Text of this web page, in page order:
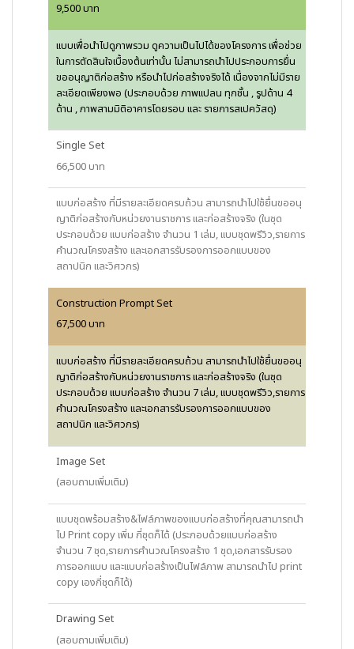
9,500 บาท
แบบเพื่อนำไปดูภาพรวม ดูความเป็นไปได้ของโครงการ เพื่อช่วย
ในการตัดสินใจเบื้องต้นเท่านั้น ไม่สามารถนำไปประกอบการยื่น
ขออนุญาติก่อสร้าง หรือนำไปก่อสร้างจริงได้ เนื่องจากไม่มีราย
ละเอียดเพียงพอ (ประกอบด้วย ภาพแปลน ทุกชั้น , รูปด้าน 4
ด้าน , ภาพสามมิติอาคารโดยรอบ และ รายการสเปควัสดุ)
Single Set
66,500 บาท
แบบก่อสร้าง ที่มีรายละเอียดครบถ้วน สามารถนำไปใช้ยื่นขออนุ
ญาติก่อสร้างกับหน่วยงานราชการ และก่อสร้างจริง (ในชุด
ประกอบด้วย แบบก่อสร้าง จำนวน 1 เล่ม, แบบชุดพรีวิว,รายการ
คำนวณโครงสร้าง และเอกสารรับรองการออกแบบของ
สถาปนิก และวิศวกร)
Construction Prompt Set
67,500 บาท
แบบก่อสร้าง ที่มีรายละเอียดครบถ้วน สามารถนำไปใช้ยื่นขออนุ
ญาติก่อสร้างกับหน่วยงานราชการ และก่อสร้างจริง (ในชุด
ประกอบด้วย แบบก่อสร้าง จำนวน 7 เล่ม, แบบชุดพรีวิว,รายการ
คำนวณโครงสร้าง และเอกสารรับรองการออกแบบของ
สถาปนิก และวิศวกร)
Image Set
(สอบถามเพิ่มเติม)
แบบชุดพร้อมสร้าง&ไฟล์ภาพของแบบก่อสร้างที่คุณสามารถนำ
ไป Print copy เพิ่ม กี่ชุดก็ได้ (ประกอบด้วยแบบก่อสร้าง
จำนวน 7 ชุด,รายการคำนวณโครงสร้าง 1 ชุด,เอกสารรับรอง
การออกแบบ และแบบก่อสร้างเป็นไฟล์ภาพ สามารถนำไป print
copy เองกี่ชุดก็ได้)
Drawing Set
(สอบถามเพิ่มเติม)